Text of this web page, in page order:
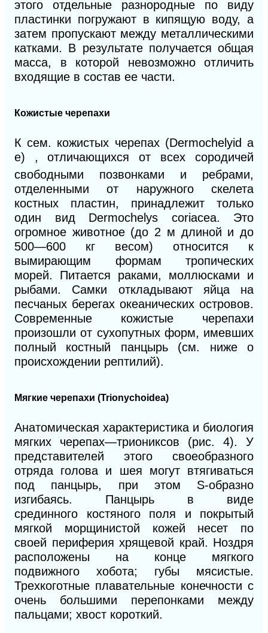
этого отдельные разнородные по виду
пластинки погружают в кипящую воду, а
затем пропускают между металлическими
катками. В результате получается общая
масса, в которой невозможно отличить
входящие в состав ее части.
Кожистые черепахи
К сем. кожистых черепах (Dermochelyid а
е) ,
отличающихся от всех сородичей
свободными позвонками и ребрами,
отделенными от наружного скелета
костных пластин, принадлежит только
один вид Dermochelys coriacea. Это
огромное животное (до 2 м длиной и до
500—600 кг весом) относится к
вымирающим формам тропических
морей. Питается раками, моллюсками и
рыбами. Самки откладывают яйца на
песчаных берегах океанических островов.
Современные кожистые черепахи
произошли от сухопутных форм, имевших
полный костный панцырь (см. ниже о
происхождении рептилий).
Мягкие черепахи (Trionychoidea)
Анатомическая характеристика и биология
мягких черепах—триониксов (рис. 4). У
представителей этого своеобразного
отряда голова и шея могут втягиваться
под панцырь, при этом S-образно
изгибаясь. Панцырь в виде
срединного костяного поля и покрытый
мягкой морщинистой кожей несет по
своей периферия хрящевой край. Ноздря
расположены на конце мягкого
подвижного хобота; губы мясистые.
Трехкоготные плавательные конечности с
очень большими перепонками между
пальцами; хвост короткий.